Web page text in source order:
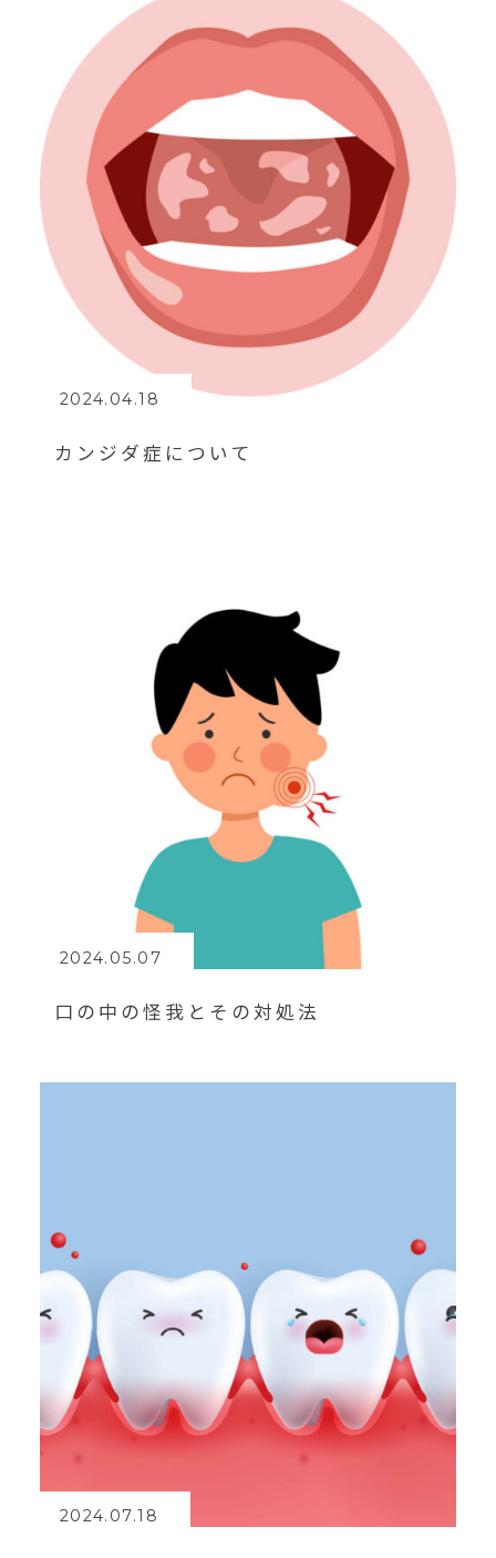
2024.04.18
カンジダ症について
2024.05.07
口の中の怪我とその対処法
2024.07.18